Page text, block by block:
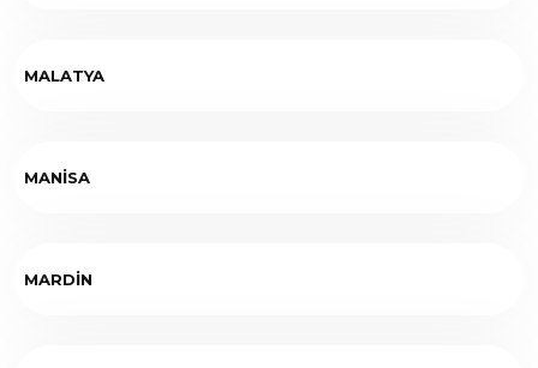
MALATYA
MANİSA
MARDİN